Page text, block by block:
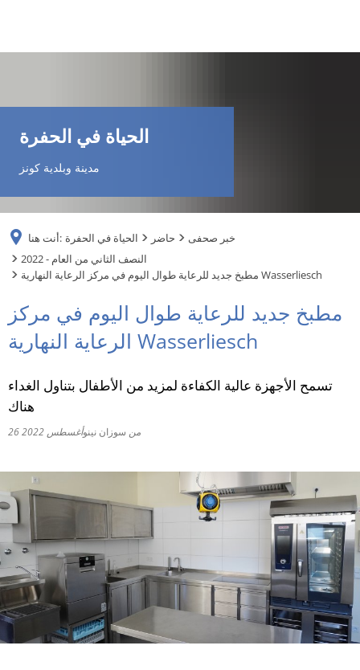
RU
الحياة في الحفرة
مدينة وبلدية كونز
أنت هنا: الحياة في الحفرة حاضر
خبر صحفى
2022 - النصف الثاني من العام
مطبخ جديد للرعاية طوال اليوم في مركز الرعاية النهارية Wasserliesch
مطبخ جديد للرعاية طوال اليوم في مركز
الرعاية النهارية Wasserliesch
تسمح الأجهزة عالية الكفاءة لمزيد من الأطفال بتناول الغداء
هناك
26 أغسطس 2022 من سوزان نينو